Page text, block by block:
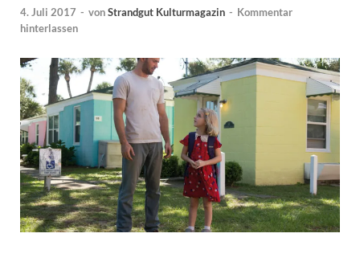
4. Juli 2017 - vonStrandgut Kulturmagazin - Kommentar
hinterlassen